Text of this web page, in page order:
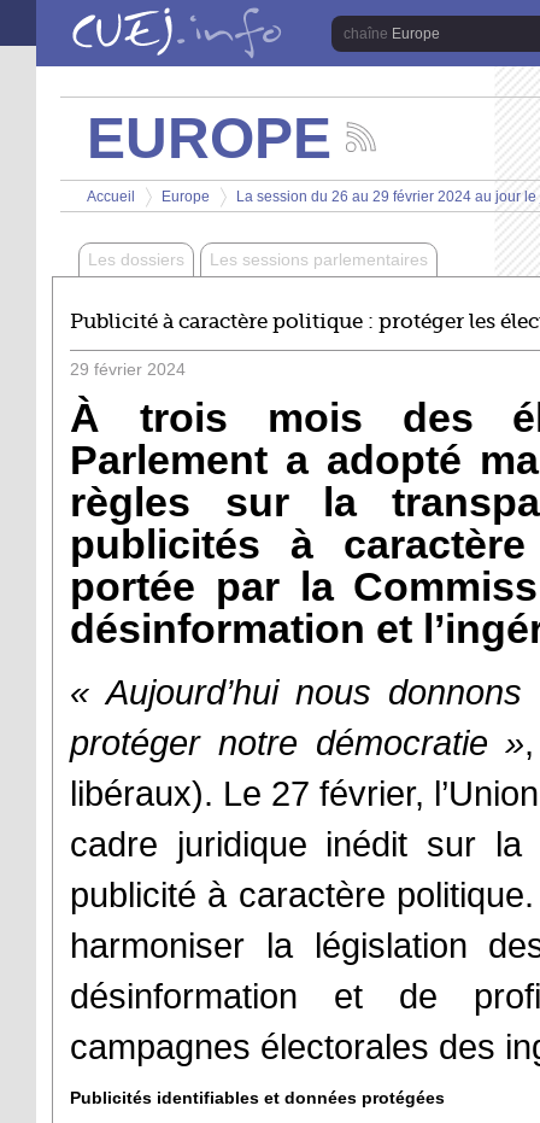
Aller au contenu principal
Europe
EUROPE
les
actualités
de
chaîne
Europe
Vous êtes ici
Accueil
>
Europe
>
La session du 26 au 29 février 2024 au jour
Les dossiers Les sessions parlementaires
Publicité à caractère politique : protéger les
29 février 2024
À trois mois des
Parlement a adopté
règles sur la
publicités à
portée par la
désinformation et
« Aujourd’hui nous
protéger notre démocratie »
libéraux). Le 27 février,
cadre juridique inédit sur
publicité à caractère
harmoniser la législation
désinformation et de
campagnes électorales des
Publicités identifiables et données protégées